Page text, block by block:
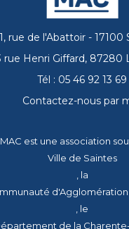
rue de l'Abattoir - 17100
rue Henri Giffard, 87280
Tél : 05 46 92 13 69
Contactez-nous par
est une association
Ville de Saintes
, la
, le
de la